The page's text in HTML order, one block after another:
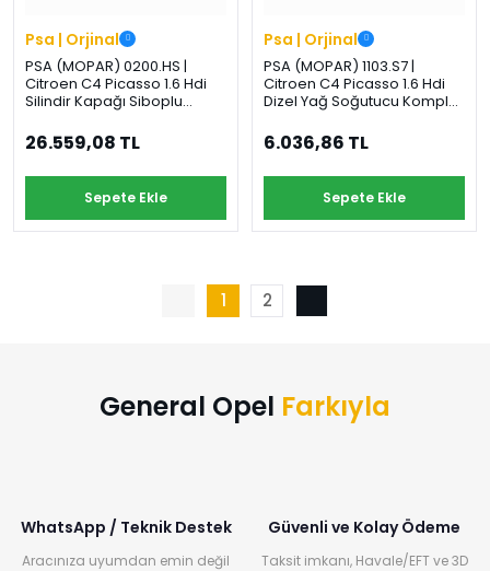
Psa | Orjinal
PSA (MOPAR) 0200.HS |
Citroen C4 Picasso 1.6 Hdi
Silindir Kapağı Siboplu
26.559,08 TL
Sepete Ekle
Psa | Orjinal
PSA (MOPAR) 1103.S7 |
Citroen C4 Picasso 1.6 Hdi
Dizel Yağ Soğutucu Komple
6.036,86 TL
Sepete Ekle
1 2
General Opel Farkıyla
WhatsApp / Teknik Destek
Aracınıza uyumdan emin değil
Güvenli ve Kolay Ödeme
Taksit imkanı, Havale/EFT ve 3D